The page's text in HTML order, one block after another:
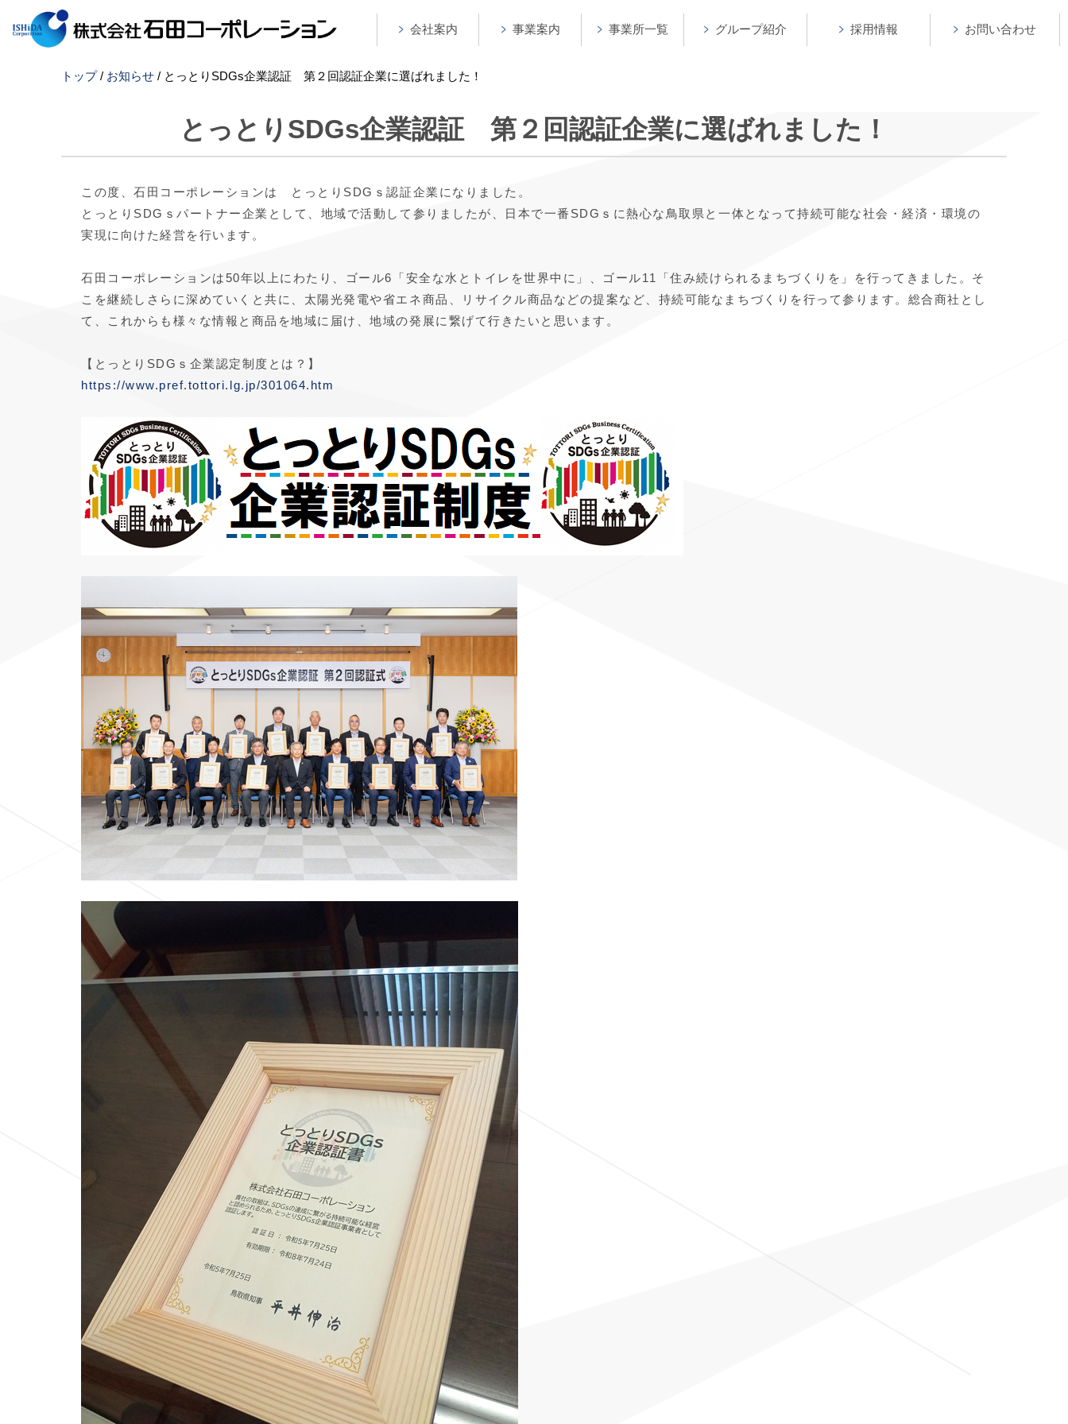
このページの本文へ
会社案内 事業案内 事業所一覧 グループ紹介 採用情報 お問い合わせ
現
トップ/ お知らせ / とっとりSDGs企業認証 第２回認証企業に選ばれました！
とっとりSDGs企業認証 第２回認証企業に選ばれました！
この度、石田コーポレーションは とっとりSDGｓ認証企業になりました。
とっとりSDGｓパートナー企業として、地域で活動して参りましたが、日本で一番SDGｓに熱心な鳥取県と一体となって持続可能な社会・経済・環境の
実現に向けた経営を行います。
石田コーポレーションは50年以上にわたり、ゴール6「安全な水とトイレを世界中に」、ゴール11「住み続けられるまちづくりを」を行ってきました。そ
こを継続しさらに深めていくと共に、太陽光発電や省エネ商品、リサイクル商品などの提案など、持続可能なまちづくりを行って参ります。総合商社とし
て、これからも様々な情報と商品を地域に届け、地域の発展に繋げて行きたいと思います。
【とっとりSDGｓ企業認定制度とは？】
https://www.pref.tottori.lg.jp/301064.htm